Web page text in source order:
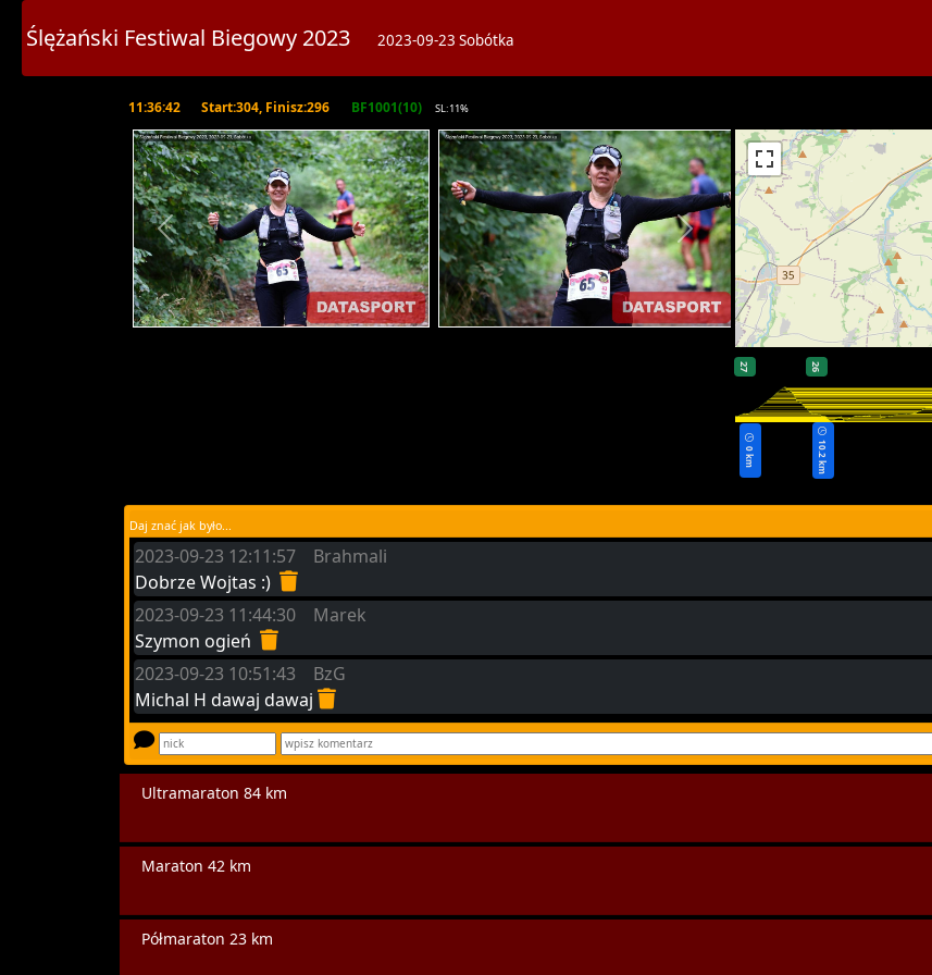
Ślężański Festiwal Biegowy 2023 2023-09-23 Sobótka
11:36:42 Start:304, Finisz:296 BF1001(10) SL:11%
0 km
27 26
10.2 km
Daj znać jak było...
2023-09-23 12:11:57 Brahmali
Dobrze Wojtas :)
2023-09-23 11:44:30 Marek
Szymon ogień
2023-09-23 10:51:43 BzG
Michal H dawaj dawaj
Ultramaraton 84 km
Maraton 42 km
Półmaraton 23 km